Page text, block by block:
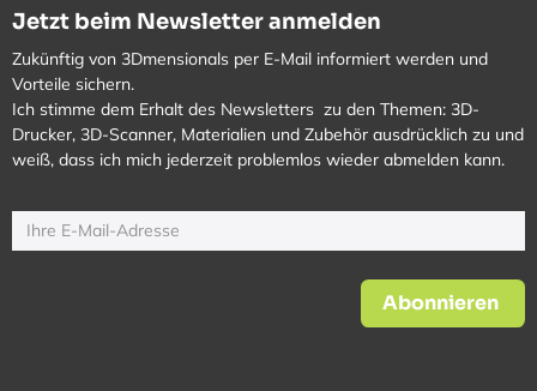
Jetzt beim Newsletter anmelden
Zukünftig von 3Dmensionals per E-Mail informiert werden und
Vorteile sichern.
Ich stimme dem Erhalt des Newsletters zu den Themen: 3D-
Drucker, 3D-Scanner, Materialien und Zubehör ausdrücklich zu und
weiß, dass ich mich jederzeit problemlos wieder abmelden kann.
Abonnieren